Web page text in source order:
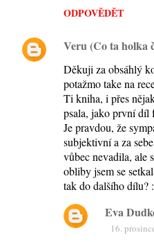
ODPOVĚDĚT
Veru (Co ta holka
Děkuji za obsáhlý
potažmo take na
Ti kniha, i přes
psala, jako první díl
Je pravdou, že
subjektivní a za
vůbec nevadila, ale
obliby jsem se
tak do dalšího dílu?
Eva
16.